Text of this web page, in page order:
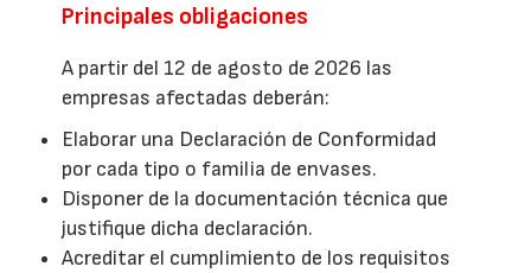
Principales obligaciones
A partir del 12 de agosto de 2026 las
empresas afectadas deberán:
Elaborar una Declaración de Conformidad
por cada tipo o familia de envases.
Disponer de la documentación técnica que
justifique dicha declaración.
Acreditar el cumplimiento de los requisitos